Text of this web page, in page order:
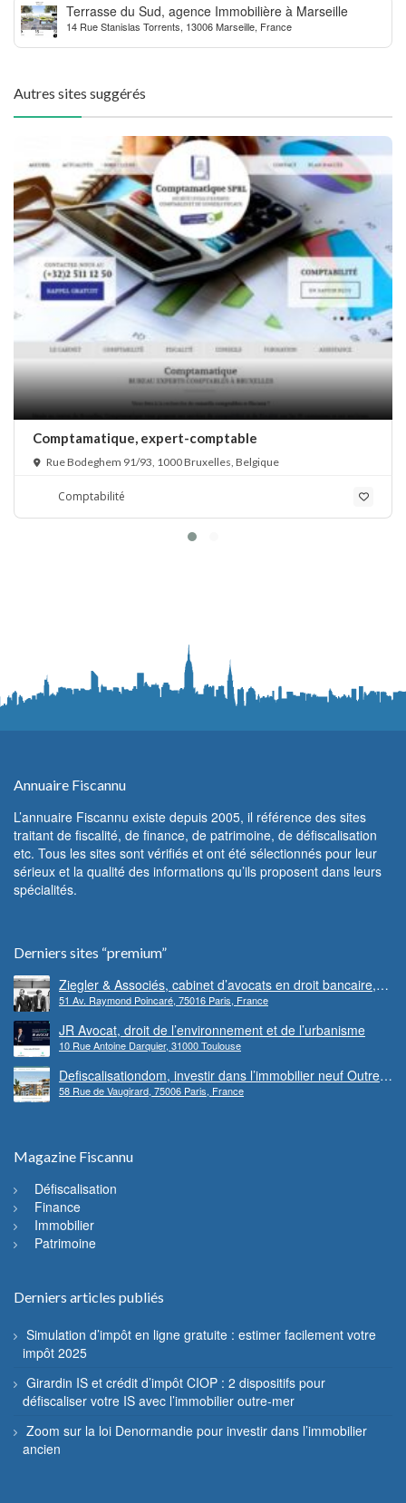
Terrasse du Sud, agence Immobilière à Marseille
14 Rue Stanislas Torrents, 13006 Marseille, France
Autres sites suggérés
Comptamatique, expert-comptable
Rue Bodeghem 91/93, 1000 Bruxelles, Belgique
Comptabilité
Annuaire Fiscannu
L’annuaire Fiscannu existe depuis 2005, il référence des sites
traitant de fiscalité, de finance, de patrimoine, de défiscalisation
etc. Tous les sites sont vérifiés et ont été sélectionnés pour leur
sérieux et la qualité des informations qu’ils proposent dans leurs
spécialités.
Derniers sites “premium”
Ziegler & Associés, cabinet d’avocats en droit bancaire,
cryptomonnaie et escroqueries financières
51 Av. Raymond Poincaré, 75016 Paris, France
JR Avocat, droit de l’environnement et de l’urbanisme
10 Rue Antoine Darquier, 31000 Toulouse
Defiscalisationdom, investir dans l’immobilier neuf Outre-
mer
58 Rue de Vaugirard, 75006 Paris, France
Magazine Fiscannu
Défiscalisation
Finance
Immobilier
Patrimoine
Derniers articles publiés
Simulation d’impôt en ligne gratuite : estimer facilement votre
impôt 2025
Girardin IS et crédit d’impôt CIOP : 2 dispositifs pour
défiscaliser votre IS avec l’immobilier outre-mer
Zoom sur la loi Denormandie pour investir dans l’immobilier
ancien